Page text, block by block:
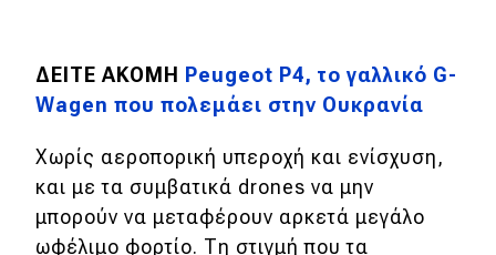
Συμβουλές
Οδική βοήθεια
ΔΕΙΤΕ ΑΚΟΜΗ
Peugeot P4, το γαλλικό G-
Wagen που πολεμάει στην Ουκρανία
Χωρίς αεροπορική υπεροχή και ενίσχυση,
και με τα συμβατικά drones να μην
μπορούν να μεταφέρουν αρκετά μεγάλο
ωφέλιμο φορτίο. Τη στιγμή που τα